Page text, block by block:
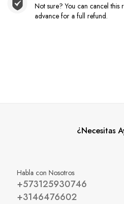
Not sure? You can cancel this
advance for a full refund.
¿Necesitas
Habla con Nosotros
+573125930746
+3146476602